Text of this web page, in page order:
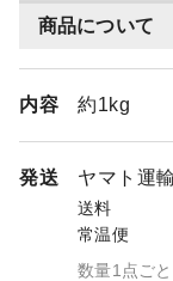
商品について
内容 約1kg
発送 ヤマト運輸
送料
常温便
数量1点ご